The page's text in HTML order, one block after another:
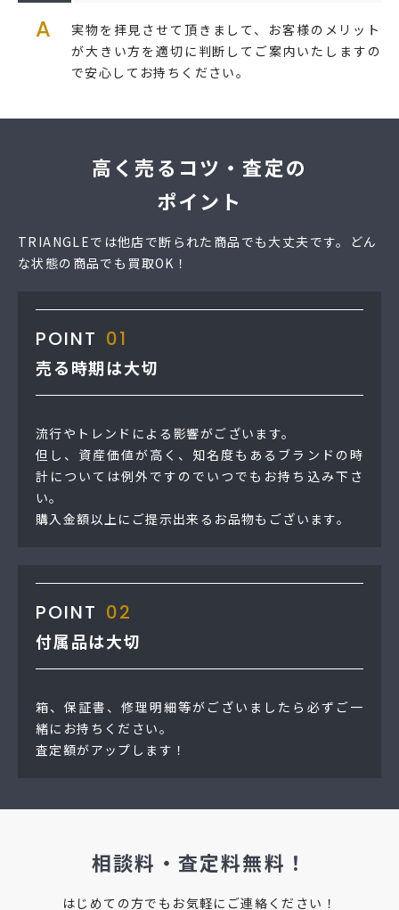
A
実物を拝見させて頂きまして、お客様のメリット
が大きい方を適切に判断してご案内いたしますの
で安心してお持ちください。
高く売るコツ・査定の
ポイント
TRIANGLEでは他店で断られた商品でも大丈夫です。どん
な状態の商品でも買取OK！
POINT 01
売る時期は大切
流行やトレンドによる影響がございます。
但し、資産価値が高く、知名度もあるブランドの時
計については例外ですのでいつでもお持ち込み下さ
い。
購入金額以上にご提示出来るお品物もございます。
POINT 02
付属品は大切
箱、保証書、修理明細等がございましたら必ずご一
緒にお持ちください。
査定額がアップします！
相談料・査定料無料！
はじめての方でもお気軽にご連絡ください！